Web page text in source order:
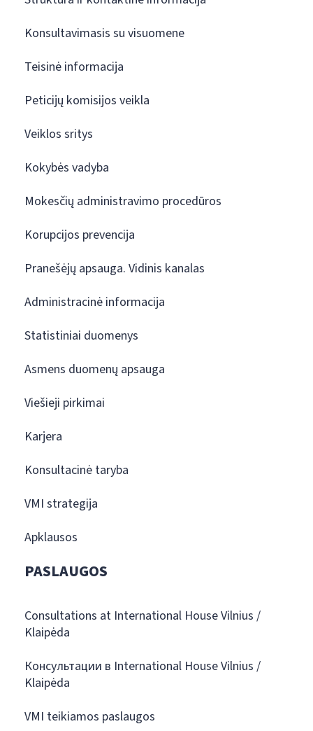
Konsultavimasis su visuomene
Teisinė informacija
Peticijų komisijos veikla
Veiklos sritys
Kokybės vadyba
Mokesčių administravimo procedūros
Korupcijos prevencija
Pranešėjų apsauga. Vidinis kanalas
Administracinė informacija
Statistiniai duomenys
Asmens duomenų apsauga
Viešieji pirkimai
Karjera
Konsultacinė taryba
VMI strategija
Apklausos
PASLAUGOS
Consultations at International House Vilnius /
Klaipėda
Консультации в International House Vilnius /
Klaipėda
VMI teikiamos paslaugos